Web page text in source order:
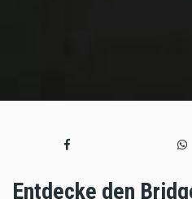
Entdecke den